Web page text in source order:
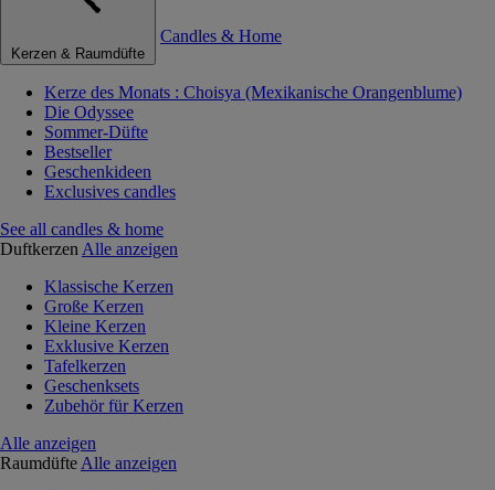
Kerzen & Raumdüfte
Candles & Home
Kerze des Monats : Choisya (Mexikanische Orangenblume)
Die Odyssee
Sommer-Düfte
Bestseller
Geschenkideen
Exclusives candles
See all candles & home
Duftkerzen Alle anzeigen
Klassische Kerzen
Große Kerzen
Kleine Kerzen
Exklusive Kerzen
Tafelkerzen
Geschenksets
Zubehör für Kerzen
Alle anzeigen
Raumdüfte Alle anzeigen